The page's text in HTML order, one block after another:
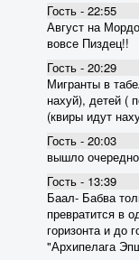
Гость - 22:55
Август на
вовсе Пиздец!!
Гость - 20:29
Мигранты в
нахуй), детей (
(квиры идут
Гость - 20:03
вышло
Гость - 13:39
Баал- Бабва
превратится в
горизонта и до
"Архипелага